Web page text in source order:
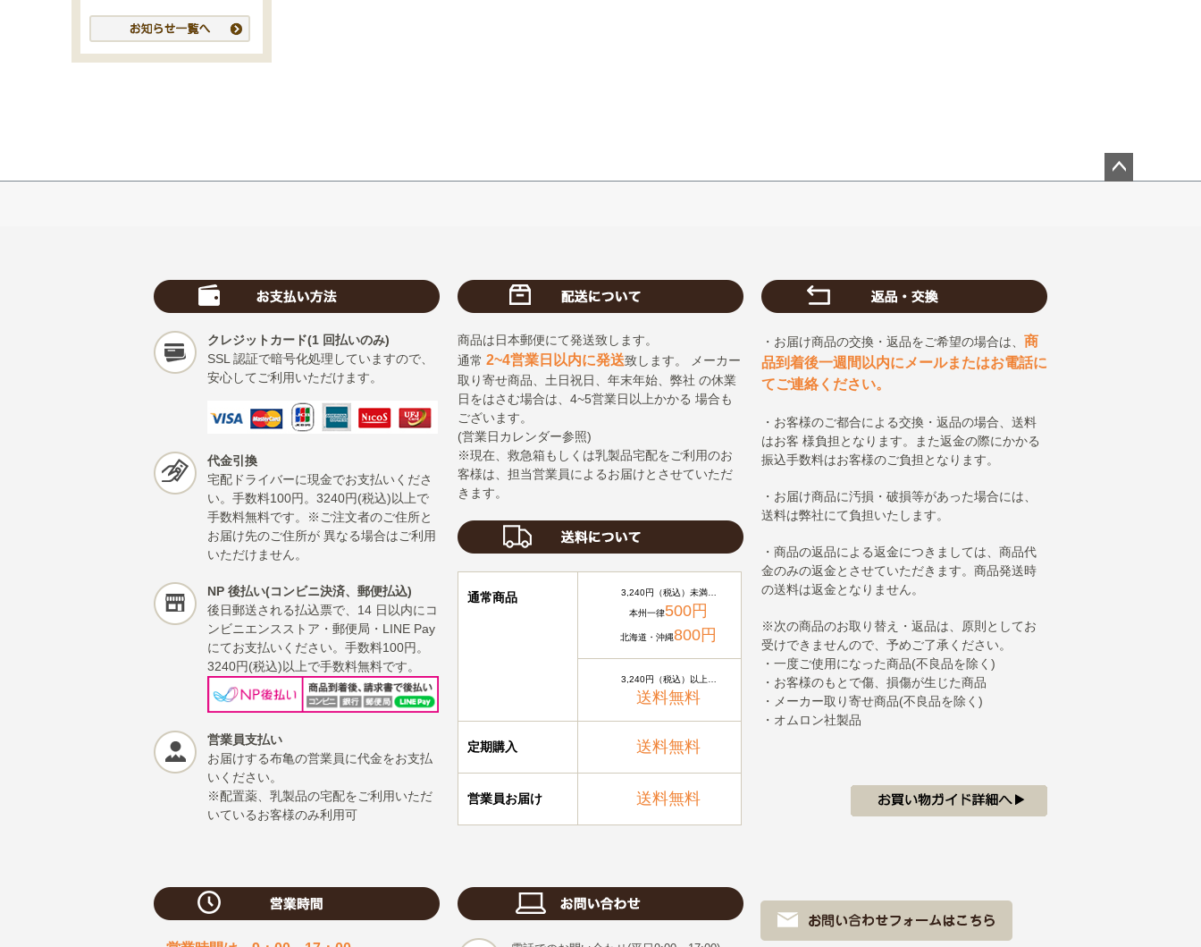
クレジットカード(1 回払いのみ)
SSL 認証で暗号化処理していますので、
安心してご利用いただけます。
代金引換
宅配ドライバーに現金でお支払いくださ
い。手数料100円。3240円(税込)以上で
手数料無料です。※ご注文者のご住所と
お届け先のご住所が 異なる場合はご利用
いただけません。
NP 後払い(コンビニ決済、郵便払込)
後日郵送される払込票で、14 日以内にコ
ンビニエンスストア・郵便局・LINE Pay
にてお支払いください。手数料100円。
3240円(税込)以上で手数料無料です。
営業員支払い
お届けする布亀の営業員に代金をお支払
いください。
※配置薬、乳製品の宅配をご利用いただ
いているお客様のみ利用可
商品は日本郵便にて発送致します。
通常 2~4営業日以内に発送致します。 メーカー
取り寄せ商品、土日祝日、年末年始、弊社 の休業
日をはさむ場合は、4~5営業日以上かかる 場合も
ございます。
(営業日カレンダー参照)
※現在、救急箱もしくは乳製品宅配をご利用のお
客様は、担当営業員によるお届けとさせていただ
きます。
通常商品 3,240円（税込）未満…
本州一律500円
北海道・沖縄800円
3,240円（税込）以上…
送料無料
定期購入 送料無料
営業員お届け 送料無料
・お届け商品の交換・返品をご希望の場合は、 商
品到着後一週間以内にメールまたはお電話に
てご連絡ください。
・お客様のご都合による交換・返品の場合、送料
はお客 様負担となります。また返金の際にかかる
振込手数料はお客様のご負担となります。
・お届け商品に汚損・破損等があった場合には、
送料は弊社にて負担いたします。
・商品の返品による返金につきましては、商品代
金のみの返金とさせていただきます。商品発送時
の送料は返金となりません。
※次の商品のお取り替え・返品は、原則としてお
受けできませんので、予めご了承ください。
・一度ご使用になった商品(不良品を除く)
・お客様のもとで傷、損傷が生じた商品
・メーカー取り寄せ商品(不良品を除く)
・オムロン社製品